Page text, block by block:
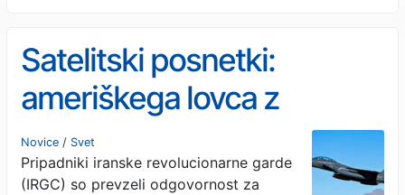
Satelitski posnetki:
ameriškega lovca z
največjim dosegom uničili
v iranskem napadu
Novice / Svet
Pripadniki iranske revolucionarne garde
(IRGC) so prevzeli odgovornost za